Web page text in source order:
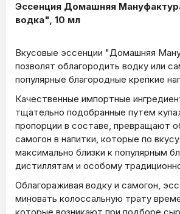
Эссенция Домашняя
водка", 10 мл
Вкусовые эссенции "Домашняя
позволят облагородить водку или
популярные благородные крепкие
Качественные импортные
тщательно подобранные путем
пропорции в составе, превращают
самогон в напитки, которые по
максимально близки к популярным
дистиллятам и особому
Облагораживая водку и самогон,
миновать колоссальную трату